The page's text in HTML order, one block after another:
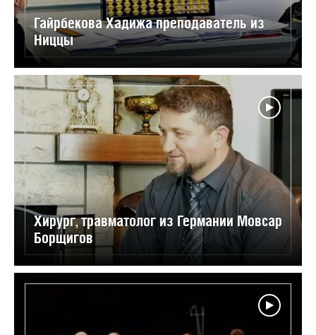
Гайрбекова Хадижа преподаватель из
Ниццы
Хирург, травматолог из Германии Мовсар
Борщигов